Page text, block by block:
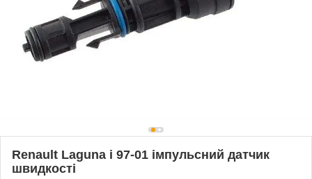
Renault Laguna і 97-01 імпульсний датчик
швидкості